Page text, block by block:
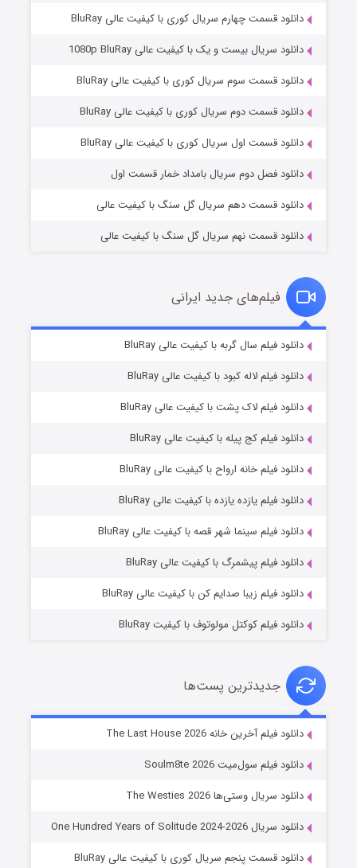
مردگان متحرک: شهر مرده ۳
قسمت۲ (زیرنویس) منتشر شد
قسمت۷ (زیرنویس) منتشر شد
خاندان اژدها فصل ۳
دانلود قسمت چهارم سریال کوری با کیفیت عالی BluRay
دانلود سریال بیست و یک با کیفیت عالی 1080p BluRay
دانلود قسمت سوم سریال کوری با کیفیت عالی BluRay
دانلود قسمت دوم سریال کوری با کیفیت عالی BluRay
دانلود قسمت اول سریال کوری با کیفیت عالی BluRay
دانلود فصل دوم سریال بامداد خمار قسمت اول
دانلود قسمت دهم سریال گل سنگ با کیفیت عالی
دانلود قسمت نهم سریال گل سنگ با کیفیت عالی
فیلم‌های جدید ایرانی
دانلود فیلم سال گربه با کیفیت عالی BluRay
دانلود فیلم لاله کبود با کیفیت عالی BluRay
دانلود فیلم لاک پشت با کیفیت عالی BluRay
دانلود فیلم کج‌ پیله با کیفیت عالی BluRay
دانلود فیلم خانه ارواح با کیفیت عالی BluRay
دانلود فیلم یازده یازده با کیفیت عالی BluRay
دانلود فیلم سینما شهر قصه با کیفیت عالی BluRay
دانلود فیلم پیشمرگ با کیفیت عالی BluRay
دانلود فیلم زیبا صدایم کن با کیفیت عالی BluRay
دانلود فیلم کوکتل مولوتوف با کیفیت BluRay
جدیدترین پست‌ها
دانلود فیلم آخرین خانه The Last House 2026
دانلود فیلم سول‌میت Soulm8te 2026
دانلود سریال وستی‌ها The Westies 2026
دانلود سریال One Hundred Years of Solitude 2024-2026
دانلود قسمت پنجم سریال کوری با کیفیت عالی BluRay